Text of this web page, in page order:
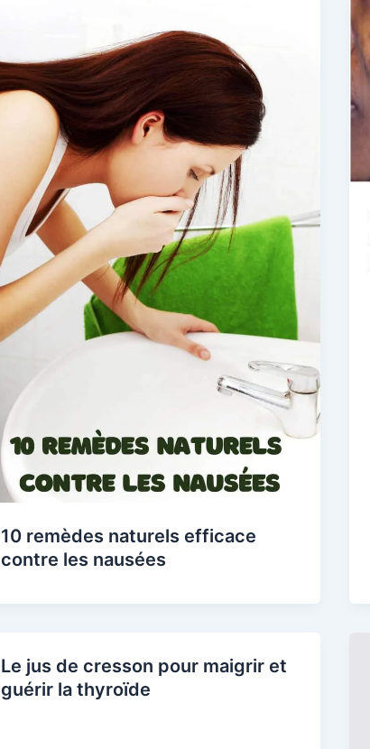
10 remèdes naturels efficace
contre les nausées
Le jus de cresson pour maigrir et
guérir la thyroïde